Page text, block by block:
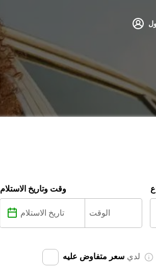
وقت وتاريخ الاستلام
لدي سعر متفاوض عليه